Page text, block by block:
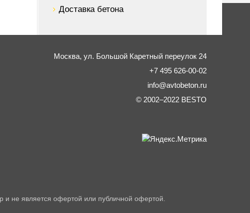
Доставка бетона
Москва, ул. Большой Каретный переулок 24
+7 495 626-00-02
info@avtobeton.ru
© 2002–2022 BESTO
не является офертой или публичной офертой.